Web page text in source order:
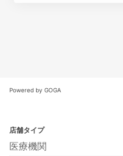
Powered by GOGA
店舗タイプ
医療機関